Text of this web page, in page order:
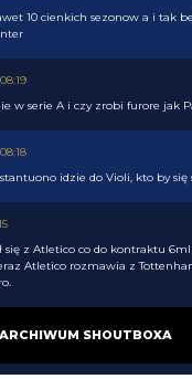
10 cienkich sezonow a i tak
w serie A i czy zrobi furore jak
idzie do Violi, kto by się
się z Atletico co do kontraktu
Atletico rozmawia z
ARCHIWUM SHOUTBOXA